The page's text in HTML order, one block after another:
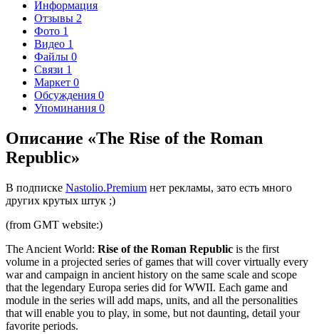
Информация
Отзывы 2
Фото 1
Видео 1
Файлы 0
Связи 1
Маркет 0
Обсуждения 0
Упоминания 0
Описание «The Rise of the Roman
Republic»
В подписке Nastolio.Premium нет рекламы, зато есть много
других крутых штук ;)
(from GMT website:)
The Ancient World: Rise of the Roman Republic is the first
volume in a projected series of games that will cover virtually every
war and campaign in ancient history on the same scale and scope
that the legendary Europa series did for WWII. Each game and
module in the series will add maps, units, and all the personalities
that will enable you to play, in some, but not daunting, detail your
favorite periods.